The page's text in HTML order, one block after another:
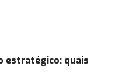
estratégico: quais